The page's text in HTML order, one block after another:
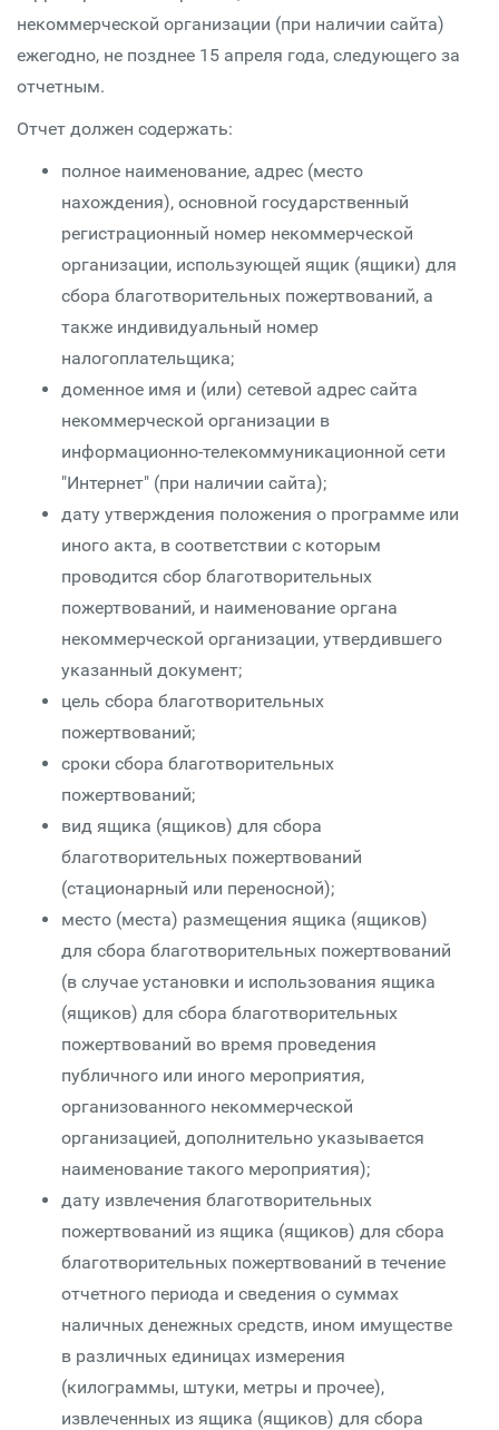
некоммерческой организации (при наличии сайта)
ежегодно, не позднее 15 апреля года, следующего за
отчетным.
Отчет должен содержать:
полное наименование, адрес (место
нахождения), основной государственный
регистрационный номер некоммерческой
организации, использующей ящик (ящики) для
сбора благотворительных пожертвований, а
также индивидуальный номер
налогоплательщика;
доменное имя и (или) сетевой адрес сайта
некоммерческой организации в
информационно-телекоммуникационной сети
"Интернет" (при наличии сайта);
дату утверждения положения о программе или
иного акта, в соответствии с которым
проводится сбор благотворительных
пожертвований, и наименование органа
некоммерческой организации, утвердившего
указанный документ;
цель сбора благотворительных
пожертвований;
сроки сбора благотворительных
пожертвований;
вид ящика (ящиков) для сбора
благотворительных пожертвований
(стационарный или переносной);
место (места) размещения ящика (ящиков)
для сбора благотворительных пожертвований
(в случае установки и использования ящика
(ящиков) для сбора благотворительных
пожертвований во время проведения
публичного или иного мероприятия,
организованного некоммерческой
организацией, дополнительно указывается
наименование такого мероприятия);
дату извлечения благотворительных
пожертвований из ящика (ящиков) для сбора
благотворительных пожертвований в течение
отчетного периода и сведения о суммах
наличных денежных средств, ином имуществе
в различных единицах измерения
(килограммы, штуки, метры и прочее),
извлеченных из ящика (ящиков) для сбора